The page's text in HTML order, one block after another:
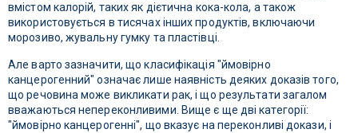
вмістом калорій, таких як дієтична кока-кола, а також
використовується в тисячах інших продуктів, включаючи
морозиво, жувальну гумку та пластівці.
Але варто зазначити, що класифікація "ймовірно
канцерогенний" означає лише наявність деяких доказів того,
що речовина може викликати рак, і що результати загалом
вважаються непереконливими. Вище є ще дві категорії:
"ймовірно канцерогенні", що вказує на переконливі докази, і